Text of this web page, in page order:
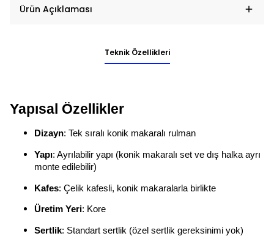
Ürün Açıklaması
Teknik Özellikleri
Yapısal Özellikler
Dizayn: Tek sıralı konik makaralı rulman
Yapı: Ayrılabilir yapı (konik makaralı set ve dış halka ayrı
monte edilebilir)
Kafes: Çelik kafesli, konik makaralarla birlikte
Üretim Yeri: Kore
Sertlik: Standart sertlik (özel sertlik gereksinimi yok)